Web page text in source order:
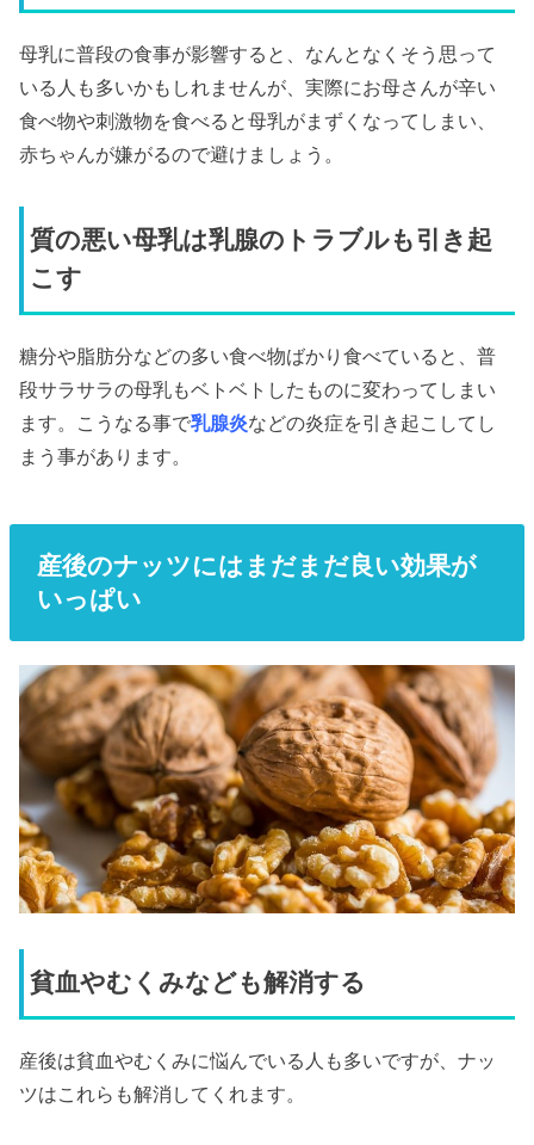
母乳に普段の食事が影響すると、なんとなくそう思って
いる人も多いかもしれませんが、実際にお母さんが辛い
食べ物や刺激物を食べると母乳がまずくなってしまい、
赤ちゃんが嫌がるので避けましょう。
質の悪い母乳は乳腺のトラブルも引き起
こす
糖分や脂肪分などの多い食べ物ばかり食べていると、普
段サラサラの母乳もベトベトしたものに変わってしまい
ます。こうなる事で乳腺炎などの炎症を引き起こしてし
まう事があります。
産後のナッツにはまだまだ良い効果が
いっぱい
貧血やむくみなども解消する
産後は貧血やむくみに悩んでいる人も多いですが、ナッ
ツはこれらも解消してくれます。